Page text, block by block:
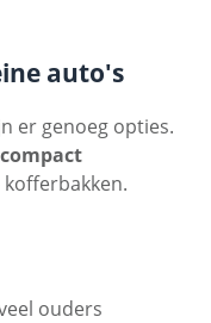
auto's
er genoeg opties.
compact
ouders